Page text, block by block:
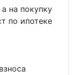
на покупку
по ипотеке